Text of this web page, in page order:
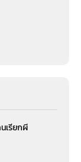
เรียกผี